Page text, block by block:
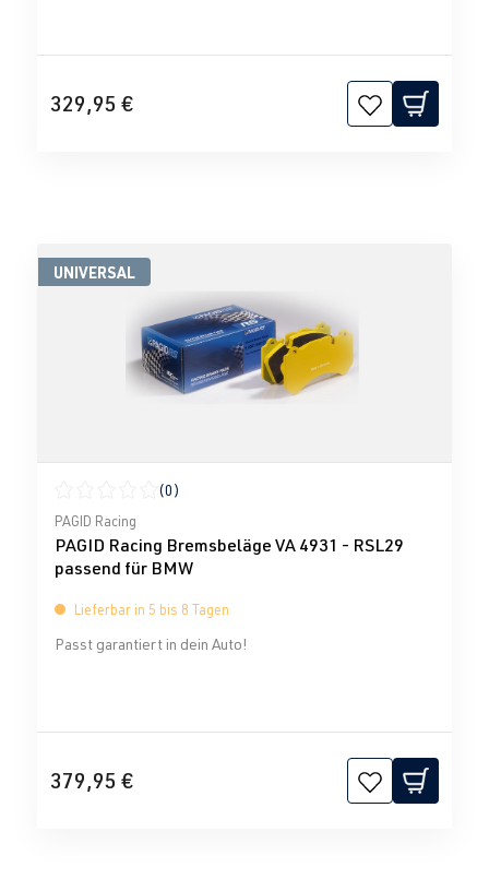
329,95 €
UNIVERSAL
Durchschnittliche Bewertung von 0 von 5 Sternen
(0)
PAGID Racing
PAGID Racing Bremsbeläge VA 4931 - RSL29
passend für BMW
Lieferbar in 5 bis 8 Tagen
Passt garantiert in dein Auto!
379,95 €